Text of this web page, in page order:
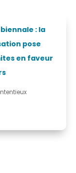
: la
pose
en faveur